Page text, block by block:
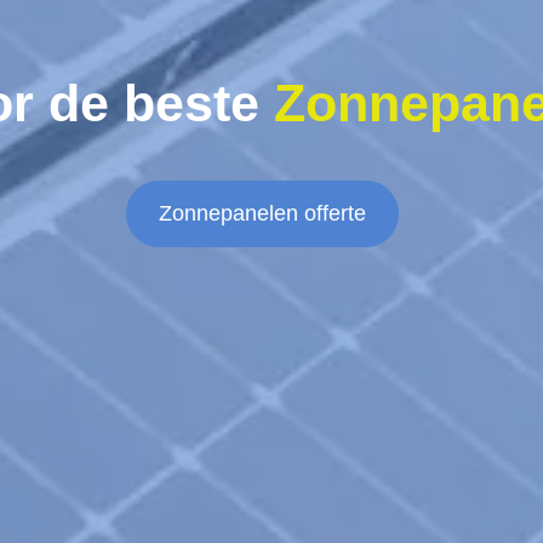
de beste
Zonnepanelen offerte